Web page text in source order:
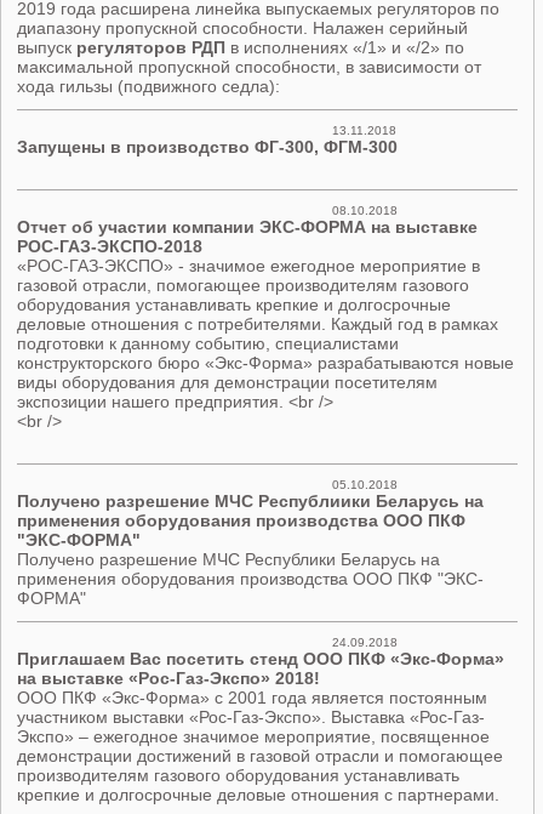
2019 года расширена линейка выпускаемых регуляторов по
диапазону пропускной способности. Налажен серийный
выпуск регуляторов РДП в исполнениях «/1» и «/2» по
максимальной пропускной способности, в зависимости от
хода гильзы (подвижного седла):
13.11.2018
Запущены в производство ФГ-300, ФГМ-300
08.10.2018
Отчет об участии компании ЭКС-ФОРМА на выставке
РОС-ГАЗ-ЭКСПО-2018
«РОС-ГАЗ-ЭКСПО» - значимое ежегодное мероприятие в
газовой отрасли, помогающее производителям газового
оборудования устанавливать крепкие и долгосрочные
деловые отношения с потребителями. Каждый год в рамках
подготовки к данному событию, специалистами
конструкторского бюро «Экс-Форма» разрабатываются новые
виды оборудования для демонстрации посетителям
экспозиции нашего предприятия. <br />
<br />
05.10.2018
Получено разрешение МЧС Республиики Беларусь на
применения оборудования производства ООО ПКФ
"ЭКС-ФОРМА"
Получено разрешение МЧС Республики Беларусь на
применения оборудования производства ООО ПКФ "ЭКС-
ФОРМА"
24.09.2018
Приглашаем Вас посетить стенд ООО ПКФ «Экс-Форма»
на выставке «Рос-Газ-Экспо» 2018!
ООО ПКФ «Экс-Форма» с 2001 года является постоянным
участником выставки «Рос-Газ-Экспо». Выставка «Рос-Газ-
Экспо» – ежегодное значимое мероприятие, посвященное
демонстрации достижений в газовой отрасли и помогающее
производителям газового оборудования устанавливать
крепкие и долгосрочные деловые отношения с партнерами.